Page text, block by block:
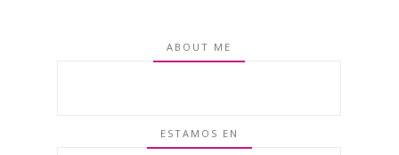
ABOUT ME
ESTAMOS EN